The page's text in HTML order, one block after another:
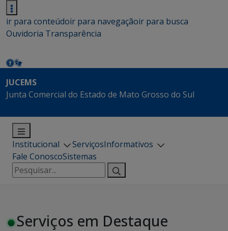
ir para conteúdoir para navegaçãoir para busca
Ouvidoria Transparência
JUCEMS
Junta Comercial do Estado de Mato Grosso do Sul
Institucional ServiçosInformativos
Fale ConoscoSistemas
Pesquisar
por:
Serviços em Destaque